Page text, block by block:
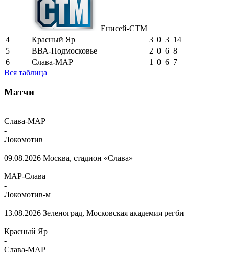
Енисей-СТМ
4 Красный Яр 3 0 3 14
5
ВВА-Подмосковье 2 0 6 8
6
Слава-МАР 1 0 6 7
Вся таблица
Матчи
Слава-МАР
-
Локомотив
09.08.2026 Москва, стадион «Слава»
МАР-Слава
-
Локомотив-м
13.08.2026 Зеленоград, Московская академия регби
Красный Яр
-
Слава-МАР